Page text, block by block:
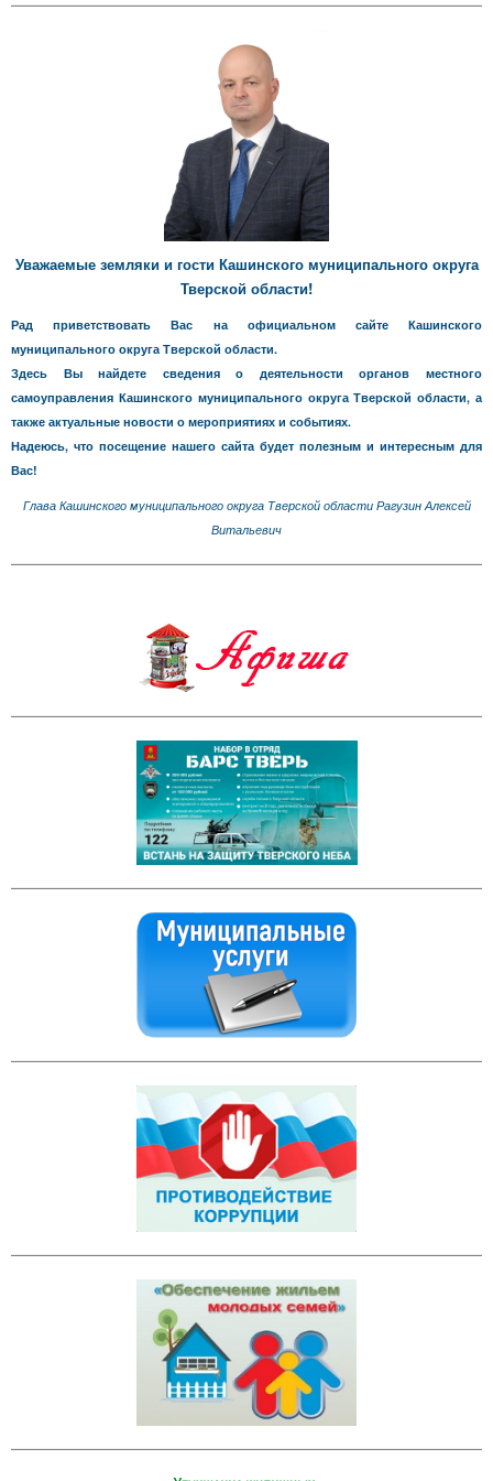
Уважаемые земляки и гости Кашинского муниципального округа
Тверской области!
Рад приветствовать Вас на официальном сайте Кашинского
муниципального округа Тверской области.
Здесь Вы найдете сведения о деятельности органов местного
самоуправления Кашинского муниципального округа Тверской области, а
также актуальные новости о мероприятиях и событиях.
Надеюсь, что посещение нашего сайта будет полезным и интересным для
Вас!
Глава Кашинского муниципального округа Тверской области Рагузин Алексей
Витальевич